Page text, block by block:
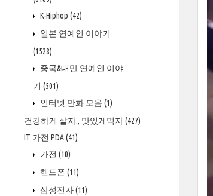
K-Hiphop (42)
일본 연예인 이야기
(1528)
중국&대만 연예인 이야
기 (501)
인터넷 만화 모음 (1)
건강하게 살자., 맛있게먹자(427)
IT 가전 PDA(41)
가전 (10)
핸드폰 (11)
삼성전자(11)